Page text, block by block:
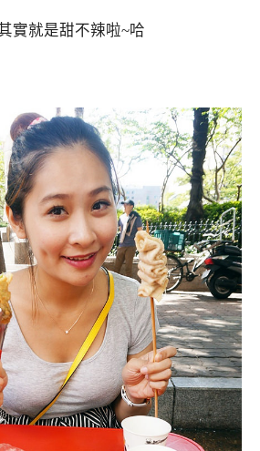
實就是甜不辣啦~哈